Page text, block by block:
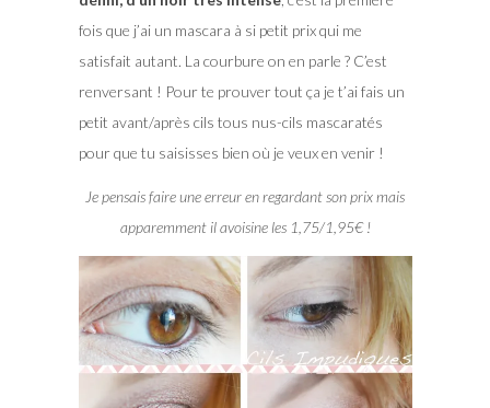
fois que j’ai un mascara à si petit prix qui me
satisfait autant. La courbure on en parle ? C’est
renversant ! Pour te prouver tout ça je t’ai fais un
petit avant/après cils tous nus-cils mascaratés
pour que tu saisisses bien où je veux en venir !
Je pensais faire une erreur en regardant son prix mais
apparemment il avoisine les 1,75/1,95€ !